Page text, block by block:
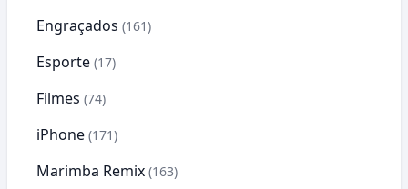
Engraçados (161)
Esporte (17)
Filmes (74)
iPhone (171)
Marimba Remix (163)